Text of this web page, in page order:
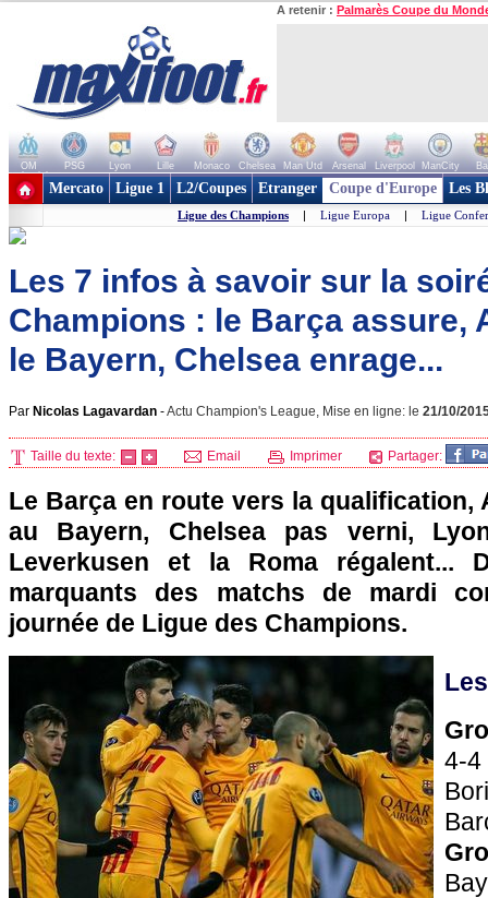
A retenir : Palmarès Coupe du
OM PSG Lyon Lille Monaco Chelsea Man Utd Arsenal Liverpool ManCity
+ de clubs
Mercato Ligue 1 L2/Coupes Etranger Coupe d'Europe Les
Ligue des Champions | Ligue Europa | Ligue
Les 7 infos à savoir sur la
Champions : le Barça assure,
le Bayern, Chelsea enrage...
Par Nicolas Lagavardan -Actu Champion's League, Mise en ligne: le 21/10/
Taille du texte: Email Imprimer Partager:
Le Barça en route vers la qualification,
au Bayern, Chelsea pas verni,
Leverkusen et la Roma régalent...
marquants des matchs de mardi
journée de Ligue des Champions.
4-